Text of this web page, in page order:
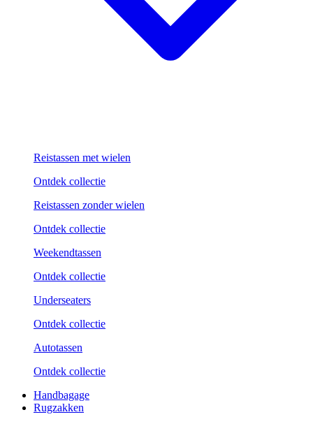
Reistassen met wielen
Ontdek collectie
Reistassen zonder wielen
Ontdek collectie
Weekend­tassen
Ontdek collectie
Underseaters
Ontdek collectie
Autotassen
Ontdek collectie
Handbagage
Rugzakken